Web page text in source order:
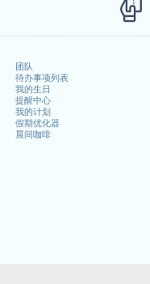
团队
待办事项列表
我的生日
提醒中心
我的计划
假期优化器
晨间咖啡